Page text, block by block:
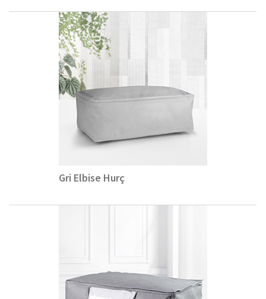
Gri Elbise Hurç